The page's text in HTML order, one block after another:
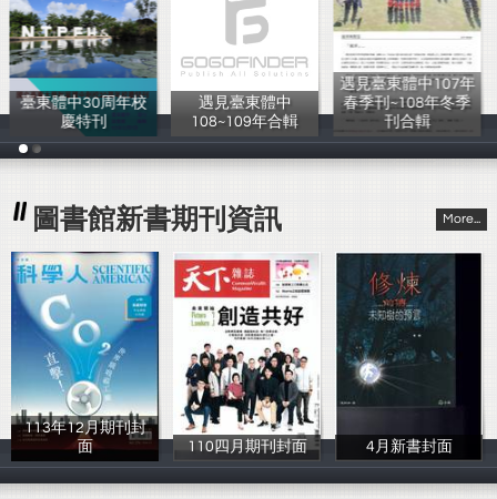
校
遇見臺東體中
108~109年合輯
圖書館
遇見臺東體中107年
春季刊~108年冬季
刊合輯
圖書館
遇見臺東體中
度春季刊~106
度冬季刊合輯
圖書館
圖書館新書期刊資訊 More...
113年12月期刊封
面
圖書館
110四月期刊封面
李柏宏
4月新書封面
林育騰